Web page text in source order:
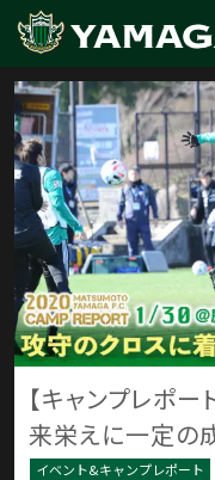
【キャンプレポ
来栄えに一定の
イベント&キャンプレポート